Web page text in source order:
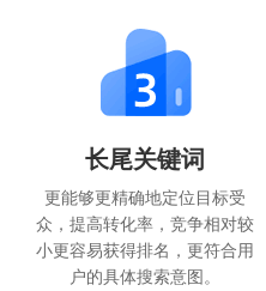
长尾关键词
更能够更精确地定位目标受
众，提高转化率，竞争相对较
小更容易获得排名，更符合用
户的具体搜索意图。